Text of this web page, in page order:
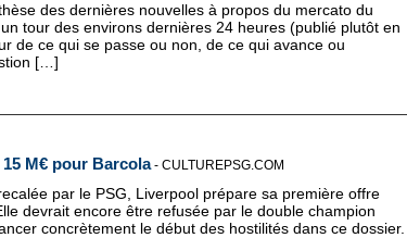
des dernières nouvelles à propos du mercato du
tour des environs dernières 24 heures (publié plutôt en
de ce qui se passe ou non, de ce qui avance ou
[…]
M€ pour Barcola- CULTUREPSG.COM
par le PSG, Liverpool prépare sa première offre
devrait encore être refusée par le double champion
concrètement le début des hostilités dans ce dossier.